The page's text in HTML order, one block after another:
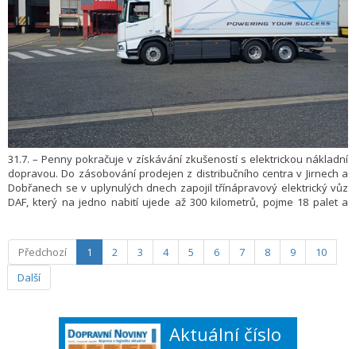
31.7. – Penny pokračuje v získávání zkušeností s elektrickou nákladní
dopravou. Do zásobování prodejen z distribučního centra v Jirnech a
Dobřanech se v uplynulých dnech zapojil třínápravový elektrický vůz
DAF, který na jedno nabití ujede až 300 kilometrů, pojme 18 palet a
modernizaci obchodní sítě po celé České republice.
Předchozí 1 2 3 4 5 6 7 8 9
10
Další
Aktuální číslo